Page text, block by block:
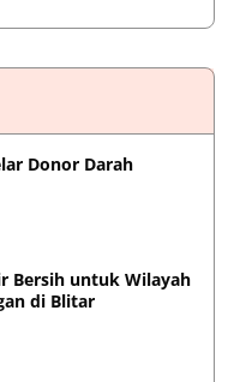
Donor Darah
Bersih untuk Wilayah
di Blitar